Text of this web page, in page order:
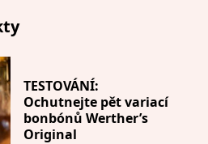
TESTOVÁNÍ:
Ochutnejte pět variací
bonbónů Werther’s
Original